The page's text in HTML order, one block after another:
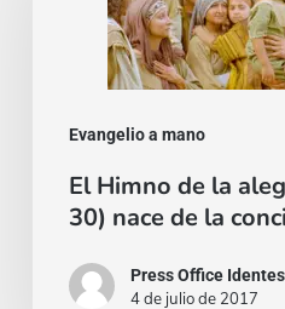
Evangelio a mano
nace
El Himno de la
30) nace de la
Press Office Identes
4 de julio de 2017